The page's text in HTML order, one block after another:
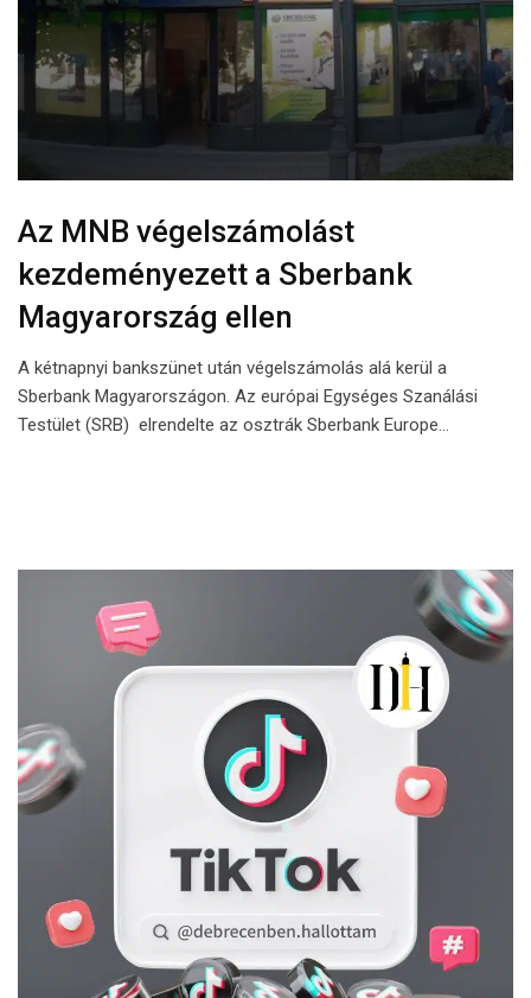
Az MNB végelszámolást
kezdeményezett a Sberbank
Magyarország ellen
A kétnapnyi bankszünet után végelszámolás alá kerül a
Sberbank Magyarországon. Az európai Egységes Szanálási
Testület (SRB) elrendelte az osztrák Sberbank Europe…